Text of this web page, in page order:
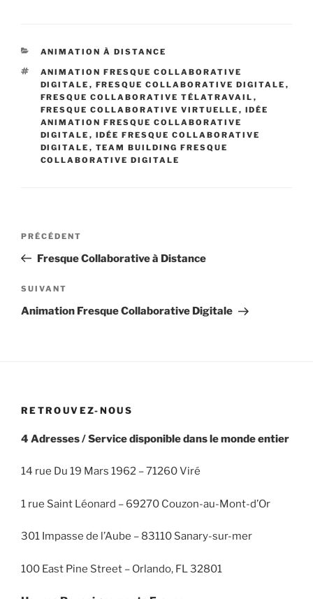
CATÉGORIES
ANIMATION À DISTANCE
ÉTIQUETTES
ANIMATION FRESQUE COLLABORATIVE
DIGITALE , FRESQUE COLLABORATIVE DIGITALE ,
FRESQUE COLLABORATIVE TÉLATRAVAIL ,
FRESQUE COLLABORATIVE VIRTUELLE , IDÉE
ANIMATION FRESQUE COLLABORATIVE
DIGITALE , IDÉE FRESQUE COLLABORATIVE
DIGITALE , TEAM BUILDING FRESQUE
COLLABORATIVE DIGITALE
Navigation
l’article
Article
précédent
PRÉCÉDENT
Fresque Collaborative à Distance
Article
suivant
SUIVANT
Animation Fresque Collaborative Digitale
RETROUVEZ-NOUS
4 Adresses / Service disponible dans le monde entier
14 rue Du 19 Mars 1962 – 71260 Viré
1 rue Saint Léonard – 69270 Couzon-au-Mont-d’Or
301 Impasse de l’Aube – 83110 Sanary-sur-mer
100 East Pine Street – Orlando, FL 32801